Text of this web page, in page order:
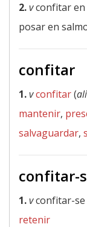
2.vconfitar en
posar en
confitar
1.vconfitar(
mantenir,
salvaguardar,
confitar-
1.vconfitar-se
retenir